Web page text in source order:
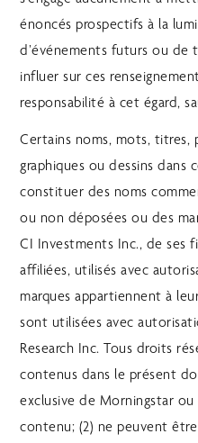
énoncés prospectifs à la
d’événements futurs ou
influer sur ces
responsabilité à cet égard,
Certains noms, mots, titres,
graphiques ou dessins
constituer des noms
ou non déposées ou des
CI Investments Inc., de ses
affiliées, utilisés avec
marques appartiennent à
sont utilisées avec
Research Inc. Tous droits
contenus dans le présent
exclusive de Morningstar
contenu; (2) ne peuvent